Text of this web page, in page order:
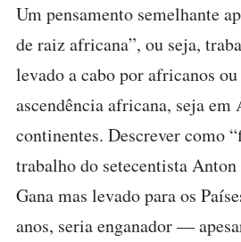
Um pensamento semelhante
de raiz africana”, ou seja,
levado a cabo por africanos ou
ascendência africana, seja
continentes. Descrever como
trabalho do setecentista
Gana mas levado para os
anos, seria enganador —